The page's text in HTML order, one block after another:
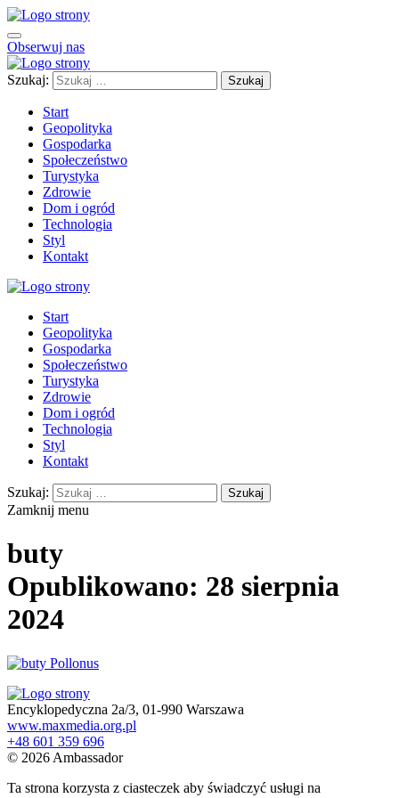
Obserwuj nas
Szukaj:
Start
Geopolityka
Gospodarka
Społeczeństwo
Turystyka
Zdrowie
Dom i ogród
Technologia
Styl
Kontakt
Start
Geopolityka
Gospodarka
Społeczeństwo
Turystyka
Zdrowie
Dom i ogród
Technologia
Styl
Kontakt
Szukaj:
Zamknij menu
buty
Opublikowano: 28 sierpnia
2024
Encyklopedyczna 2a/3, 01-990 Warszawa
www.maxmedia.org.pl
+48 601 359 696
© 2026 Ambassador
Ta strona korzysta z ciasteczek aby świadczyć usługi na